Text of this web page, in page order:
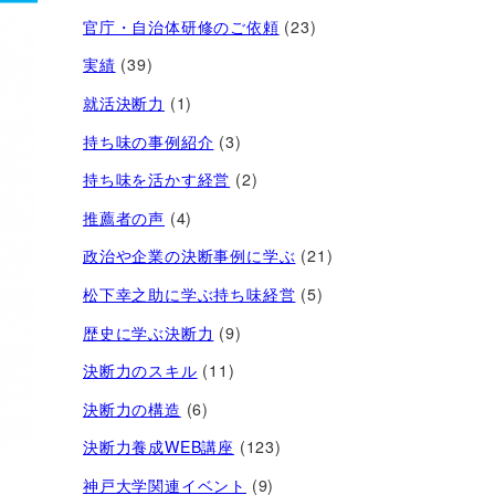
官庁・自治体研修のご依頼 (23)
実績 (39)
就活決断力 (1)
持ち味の事例紹介 (3)
持ち味を活かす経営​ (2)
推薦者の声 (4)
政治や企業の決断事例に学ぶ (21)
松下幸之助に学ぶ持ち味経営 (5)
歴史に学ぶ決断力 (9)
決断力のスキル (11)
決断力の構造 (6)
決断力養成WEB講座 (123)
神戸大学関連イベント (9)